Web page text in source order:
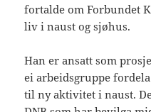
fortalde om Forbundet
liv i naust og sjøhus.
Han er ansatt som
ei arbeidsgruppe
til ny aktivitet i naust.